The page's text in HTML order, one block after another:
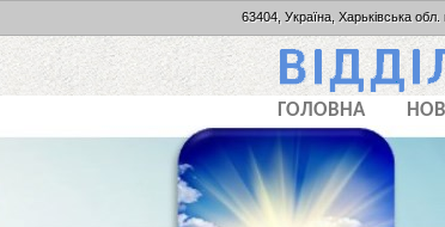
63404, Україна, Харьківська
ГОЛОВНА